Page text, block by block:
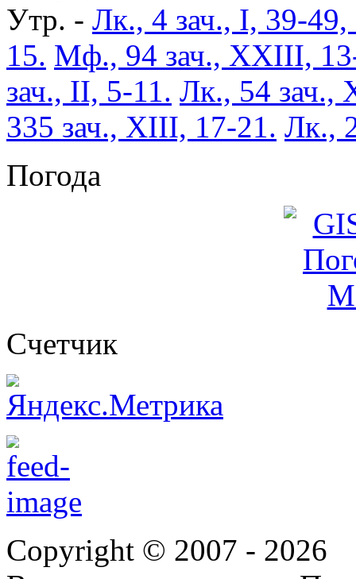
Утр. - Лк., 4 зач., I, 39-49,
15. Мф., 94 зач., XXIII,
зач., II, 5-11. Лк., 54 зач.,
335 зач., XIII, 17-21. Лк.,
Погода
Cчетчик
Copyright © 2007 - 2026